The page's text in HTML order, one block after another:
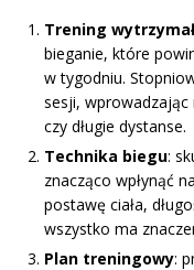
Trening
bieganie, które
w tygodniu.
sesji,
czy długie dystanse.
Technika biegu:
znacząco wpłynąć
postawę ciała,
wszystko ma
Plan treningowy: